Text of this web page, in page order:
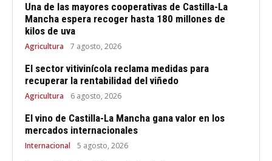
Una de las mayores cooperativas de Castilla-La
Mancha espera recoger hasta 180 millones de
kilos de uva
Agricultura 7 agosto, 2026
El sector vitivinícola reclama medidas para
recuperar la rentabilidad del viñedo
Agricultura 6 agosto, 2026
El vino de Castilla-La Mancha gana valor en los
mercados internacionales
Internacional 5 agosto, 2026